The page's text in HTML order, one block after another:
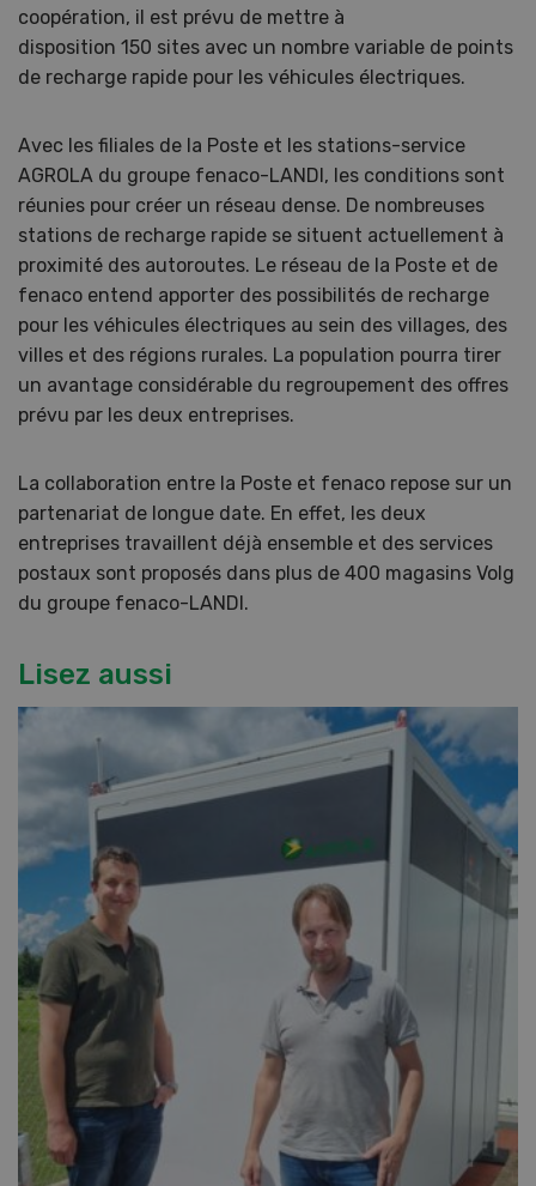
coopération, il est prévu de mettre à
disposition 150 sites avec un nombre variable de points
de recharge rapide pour les véhicules électriques.
Avec les filiales de la Poste et les stations-service
AGROLA du groupe fenaco-LANDI, les conditions sont
réunies pour créer un réseau dense. De nombreuses
stations de recharge rapide se situent actuellement à
proximité des autoroutes. Le réseau de la Poste et de
fenaco entend apporter des possibilités de recharge
pour les véhicules électriques au sein des villages, des
villes et des régions rurales. La population pourra tirer
un avantage considérable du regroupement des offres
prévu par les deux entreprises.
La collaboration entre la Poste et fenaco repose sur un
partenariat de longue date. En effet, les deux
entreprises travaillent déjà ensemble et des services
postaux sont proposés dans plus de 400 magasins Volg
du groupe fenaco-LANDI.
Lisez aussi